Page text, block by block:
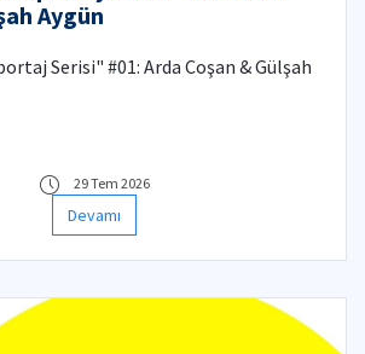
Aygün
Serisi" #01: Arda Coşan & Gülşah
29 Tem 2026
Devamı